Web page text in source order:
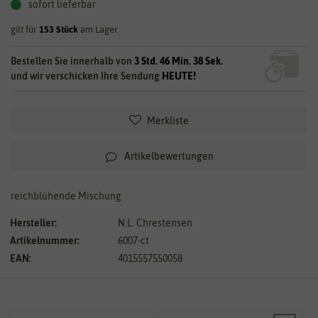
sofort lieferbar
gilt für 153 Stück am Lager.
Bestellen Sie innerhalb von 3 Std. 46 Min. 37 Sek.
und wir verschicken Ihre Sendung HEUTE!
Merkliste
Artikelbewertungen
reichblühende Mischung
Hersteller:
N.L. Chrestensen
Artikelnummer:
6007-ct
EAN:
4015557550058